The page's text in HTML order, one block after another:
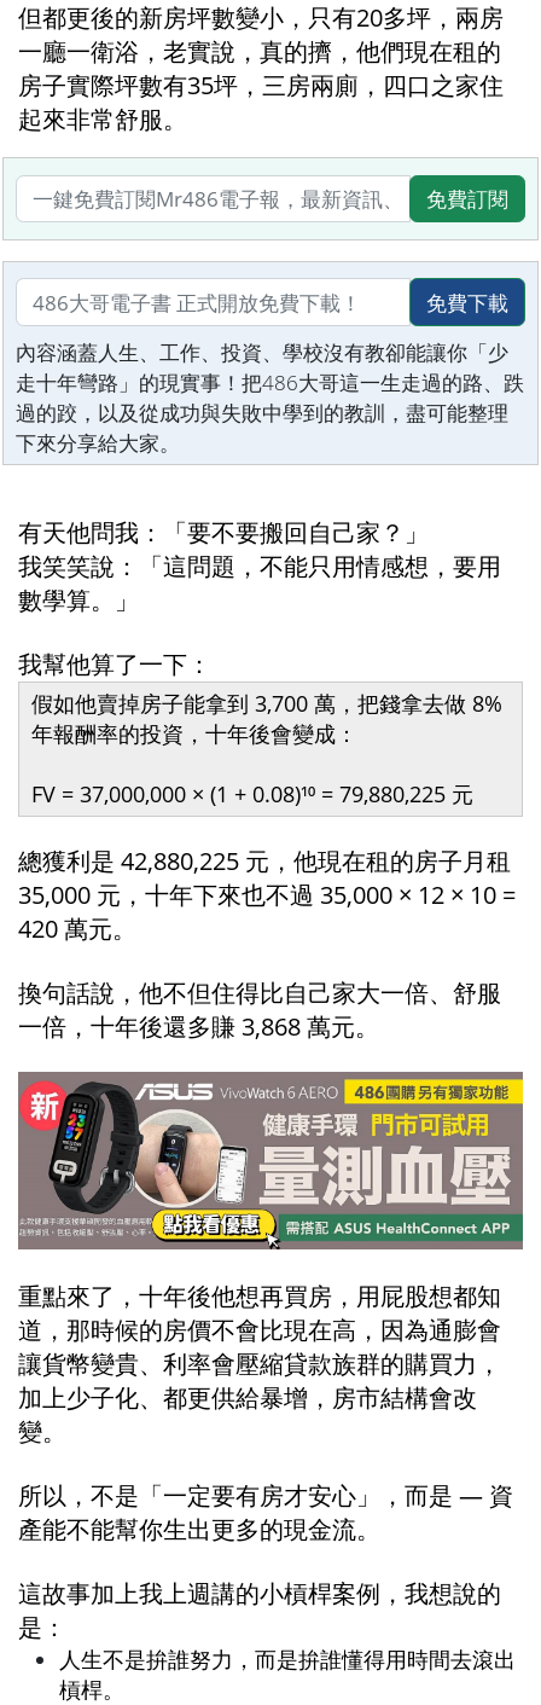
但都更後的新房坪數變小，只有20多坪，兩房
一廳一衛浴，老實說，真的擠，他們現在租的
房子實際坪數有35坪，三房兩廁，四口之家住
起來非常舒服。
免費訂閱
免費下載
內容涵蓋人生、工作、投資、學校沒有教卻能讓你「少
走十年彎路」的現實事！把486大哥這一生走過的路、跌
過的跤，以及從成功與失敗中學到的教訓，盡可能整理
下來分享給大家。
有天他問我：「要不要搬回自己家？」
我笑笑說：「這問題，不能只用情感想，要用
數學算。」
我幫他算了一下：
假如他賣掉房子能拿到 3,700 萬，把錢拿去做 8%
年報酬率的投資，十年後會變成：
FV = 37,000,000 × (1 + 0.08)¹⁰ = 79,880,225 元
總獲利是 42,880,225 元，他現在租的房子月租
35,000 元，十年下來也不過 35,000 × 12 × 10 =
420 萬元。
換句話說，他不但住得比自己家大一倍、舒服
一倍，十年後還多賺 3,868 萬元。
重點來了，十年後他想再買房，用屁股想都知
道，那時候的房價不會比現在高，因為通膨會
讓貨幣變貴、利率會壓縮貸款族群的購買力，
加上少子化、都更供給暴增，房市結構會改
變。
所以，不是「一定要有房才安心」，而是 — 資
產能不能幫你生出更多的現金流。
這故事加上我上週講的小槓桿案例，我想說的
是：
人生不是拚誰努力，而是拚誰懂得用時間去滾出
槓桿。